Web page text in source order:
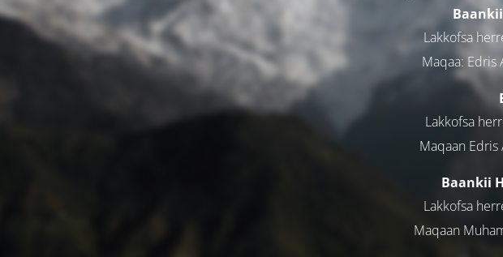
Lakkofsa
Maqaa:
Lakkofsa
Maqaan
Baankii
Lakkofsa
Maqaan